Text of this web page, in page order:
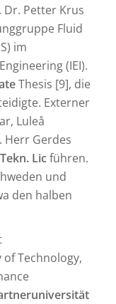
Dr. Petter Krus
Fluid
im
(IEI).
Thesis [9], die
Externer
Luleå
Herr Gerdes
Tekn. Licführen.
und
den halben
Technology,